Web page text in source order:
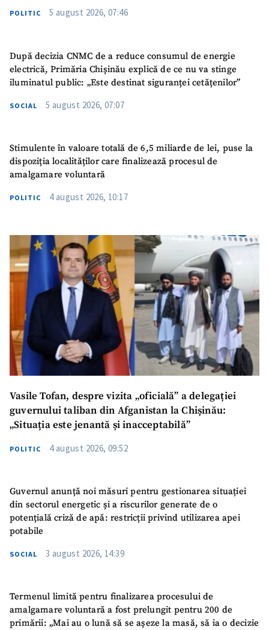
POLITIC 5 august 2026, 07:46
După decizia CNMC de a reduce consumul de energie
electrică, Primăria Chișinău explică de ce nu va stinge
iluminatul public: „Este destinat siguranței cetățenilor”
SOCIAL 5 august 2026, 07:07
Stimulente în valoare totală de 6,5 miliarde de lei, puse la
dispoziția localităților care finalizează procesul de
amalgamare voluntară
POLITIC 4 august 2026, 10:17
Vasile Tofan, despre vizita „oficială” a delegației
guvernului taliban din Afganistan la Chișinău:
„Situația este jenantă și inacceptabilă”
POLITIC 4 august 2026, 09:52
Guvernul anunță noi măsuri pentru gestionarea situației
din sectorul energetic și a riscurilor generate de o
potențială criză de apă: restricții privind utilizarea apei
potabile
SOCIAL 3 august 2026, 14:39
Termenul limită pentru finalizarea procesului de
amalgamare voluntară a fost prelungit pentru 200 de
primării: „Mai au o lună să se așeze la masă, să ia o decizie